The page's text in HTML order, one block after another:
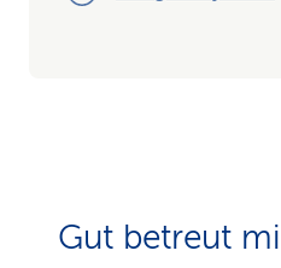
Gut betreut